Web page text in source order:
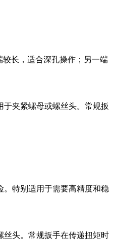
长，适合深孔操作；另一端
夹紧螺母或螺丝头。常规扳
特别适用于需要高精度和稳
丝头。常规扳手在传递扭矩时